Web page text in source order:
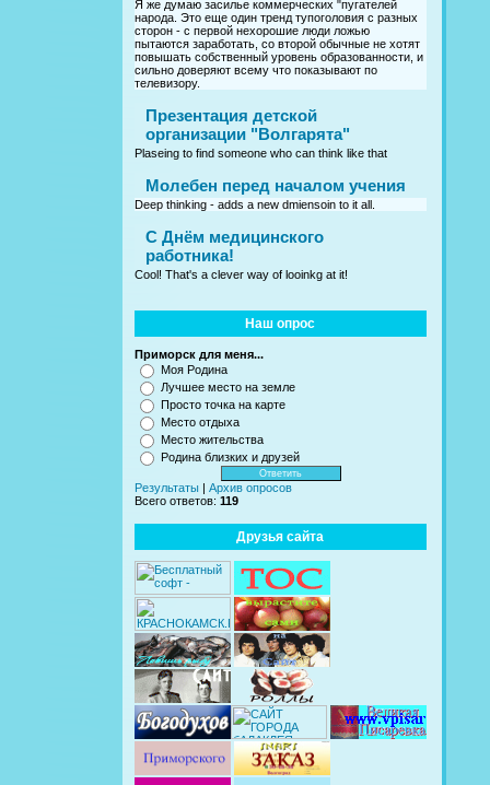
Я же думаю засилье коммерческих "пугателей
народа. Это еще один тренд тупоголовия с разных
сторон - с первой нехорошие люди ложью
пытаются заработать, со второй обычные не хотят
повышать собственный уровень образованности, и
сильно доверяют всему что показывают по
телевизору.
Презентация детской
организации "Волгарята"
Plaseing to find someone who can think like that
Молебен перед началом учения
Deep thinking - adds a new dmiensoin to it all.
C Днём медицинского
работника!
Cool! That's a clever way of looinkg at it!
Наш опрос
Приморск для меня...
Моя Родина
Лучшее место на земле
Просто точка на карте
Место отдыха
Место жительства
Родина близких и друзей
Результаты
Архив опросов
Всего ответов: 119
Друзья сайта